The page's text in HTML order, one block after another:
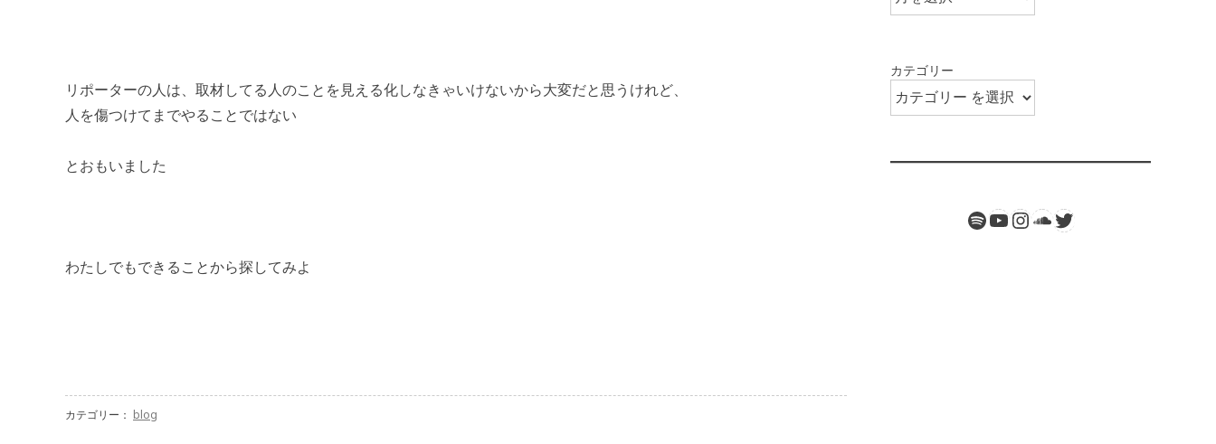
リポーターの人は、取材してる人のことを見える化しなきゃいけないから大変だと思うけれど、
人を傷つけてまでやることではない
とおもいました
わたしでもできることから探してみよ
カテゴリー： blog
カテゴリー
Spotify
YouTube
Instagram
SoundCloud
Twitter